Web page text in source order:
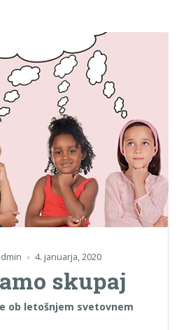
4. januarja, 2020
skupaj
ob letošnjem svetovnem